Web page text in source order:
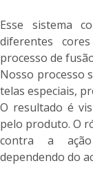
Esse sistema
diferentes
processo de
Nosso processo
telas especiais,
O resultado é
pelo produto. O
contra a
dependendo do